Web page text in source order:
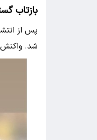
بازتاب
پس از
شد. واکنش